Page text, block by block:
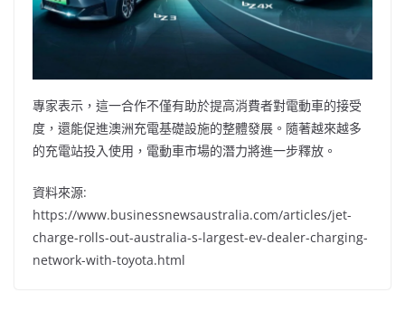
專家表示，這一合作不僅有助於提高消費者對電動車的接受
度，還能促進澳洲充電基礎設施的整體發展。隨著越來越多
的充電站投入使用，電動車市場的潛力將進一步釋放。
資料來源:
https://www.businessnewsaustralia.com/articles/jet-
charge-rolls-out-australia-s-largest-ev-dealer-charging-
network-with-toyota.html